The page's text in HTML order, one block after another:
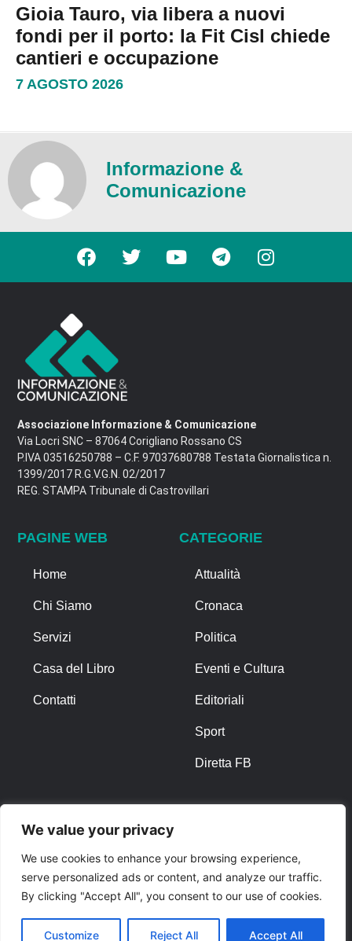
We value your privacy
We use cookies to enhance your browsing experience,
serve personalized ads or content, and analyze our traffic.
By clicking "Accept All", you consent to our use of cookies.
Customize Reject All Accept All
Gioia Tauro, via libera a nuovi
fondi per il porto: la Fit Cisl chiede
cantieri e occupazione
7 AGOSTO 2026
Informazione &
Comunicazione
Associazione Informazione & Comunicazione
Via Locri SNC – 87064 Corigliano Rossano CS
P.IVA 03516250788 – C.F. 97037680788 Testata Giornalistica n.
1399/2017 R.G.V.G.N. 02/2017
REG. STAMPA Tribunale di Castrovillari
PAGINE WEB
Home
Chi Siamo
Servizi
Casa del Libro
Contatti
CATEGORIE
Attualità
Cronaca
Politica
Eventi e Cultura
Editoriali
Sport
Diretta FB
Privacy Policy